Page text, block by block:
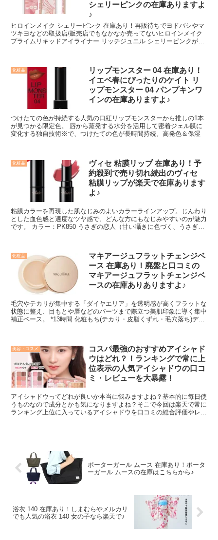
シェリーピンクの在庫ありますよ
♪
ヒロインメイク シェリーピンク 在庫あり！再販待ちでヨドバシやマ
ツキヨなどの取扱店/販売店でもなかなか売ってないヒロインメイク
プライムリキッドアイライナー リッチジュエル シェリーピンクが楽
化粧品
リップモンスター 04 在庫あり！
イエベ春にぴったりのケイト リ
ップモンスター 04 パンプキンワ
インの在庫ありますよ♪
つけたての色が持続する人気の口紅リップモンスターから推しの1本
が見つかる限定色。 唇から蒸発する水分を活用して密着ジェル膜に
変化する独自技術※で、つけたての色が長時間持続。高発色＆保湿
化粧品
ヴィセ 粘膜リップ 在庫あり！予
約殺到で売り切れ続出のヴィセ
粘膜リップが楽天で在庫あります
よ♪
粘膜カラーを再現した肌なじみのよいカラーラインアップ。じんわり
とした血色感と適度なツヤ感で、どんな方にもなじみやすいのが魅力
です。 カラー：PK850 うさぎの恋人（甘い囁きに色づく、うさぎの
でなめらかに唇へフィット。みずみずしいツヤ感あふれる仕上がりで
す。 塗布後、２層に分離するコーセー独自のラスティング処方を採
用。粘膜カラー層が唇にピタッと密着し、粘膜色フィルムコート成分
が透明度の高いツヤの膜でコーティング。美しい発色が8時間つづき
ます。※化粧もちデータ取得。（当社調べ。効果には個人差がありま
落ちにくさを実現しました。
化粧品
マキアージュフラットチェンジベ
ース 在庫あり！廃盤と口コミの
マキアージュフラットチェンジベ
ースの在庫ありありますよ♪
毛穴やテカリが集中する「ダイヤエリア」を透明感が高くフラットな
状態に整え、目もとや唇などのパーツまで際立つ美肌印象に導く集中
補正ベース。 *13時間 化粧もち(テカり・皮脂くずれ・毛穴落ち)デー
美容・コスメ
コスパ最強のおすすめアイシャド
ウはどれ？！ランキングで常に上
位表示の人気アイシャドウの口コ
ミ・レビューを大暴露！
アイシャドウってどれが良いか本当に悩みますよね？基本的に毎日使
うものなので成分とかも気になりますよね？そこで今回は楽天で常に
ランキング上位に入っているアイシャドウを口コミの総合評価やレビ
ポーターガール ムース 在庫あり！ポータ
ーガール ムースの在庫はこちらから♪
浴衣 140 在庫あり！しまむらやメルカリ
でも人気の浴衣 140 女の子なら楽天で♪